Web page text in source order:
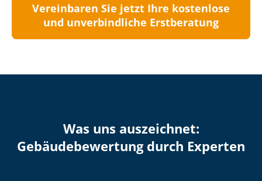
Vereinbaren Sie jetzt Ihre kostenlose
und unverbindliche Erstberatung
Was uns auszeichnet:
Ge­bäu­de­be­wer­tung durch Experten